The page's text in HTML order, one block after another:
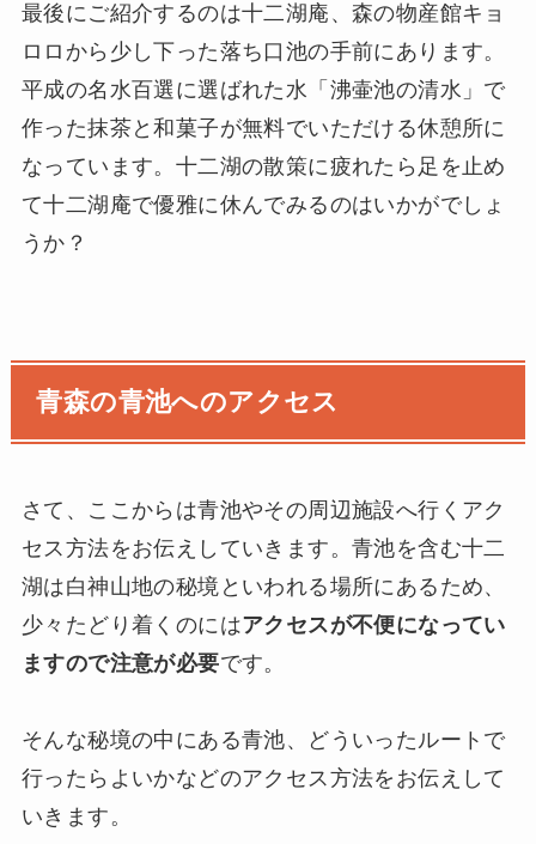
最後にご紹介するのは十二湖庵、森の物産館キョ
ロロから少し下った落ち口池の手前にあります。
平成の名水百選に選ばれた水「沸壷池の清水」で
作った抹茶と和菓子が無料でいただける休憩所に
なっています。十二湖の散策に疲れたら足を止め
て十二湖庵で優雅に休んでみるのはいかがでしょ
うか？
青森の青池へのアクセス
さて、ここからは青池やその周辺施設へ行くアク
セス方法をお伝えしていきます。青池を含む十二
湖は白神山地の秘境といわれる場所にあるため、
少々たどり着くのにはアクセスが不便になってい
ますので注意が必要です。
そんな秘境の中にある青池、どういったルートで
行ったらよいかなどのアクセス方法をお伝えして
いきます。